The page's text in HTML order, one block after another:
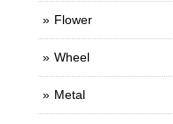
Flower
Wheel
Metal